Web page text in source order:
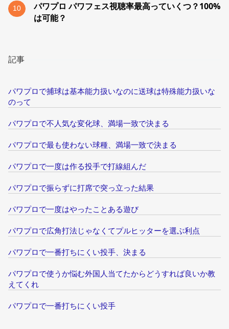
10
パワプロ パワフェス視聴率最高っていくつ？100%
は可能？
記事
パワプロで捕球は基本能力扱いなのに送球は特殊能力扱いな
のって
パワプロで不人気な変化球、満場一致で決まる
パワプロで最も使わない球種、満場一致で決まる
パワプロで一度は作る投手で打線組んだ
パワプロで振らずに打席で突っ立った結果
パワプロで一度はやったことある遊び
パワプロで広角打法じゃなくてプルヒッターを選ぶ利点
パワプロで一番打ちにくい投手、決まる
パワプロで使うか悩む外国人当てたからどうすれば良いか教
えてくれ
パワプロで一番打ちにくい投手